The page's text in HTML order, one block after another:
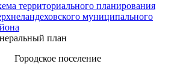
территориального планирования
муниципального
план
Городское поселение